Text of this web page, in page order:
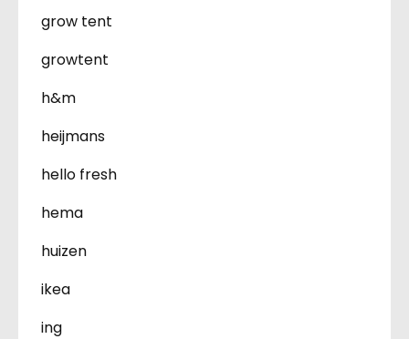
grow tent
growtent
h&m
heijmans
hello fresh
hema
huizen
ikea
ing